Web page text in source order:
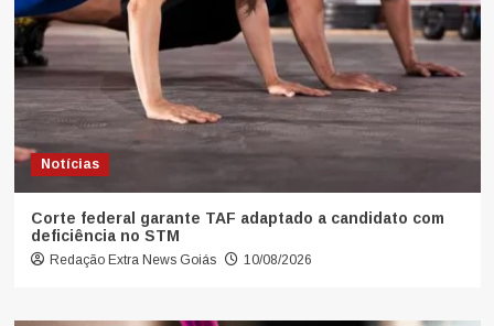
Notícias
Corte federal garante TAF adaptado a candidato com
deficiência no STM
Redação Extra News Goiás 10/08/2026